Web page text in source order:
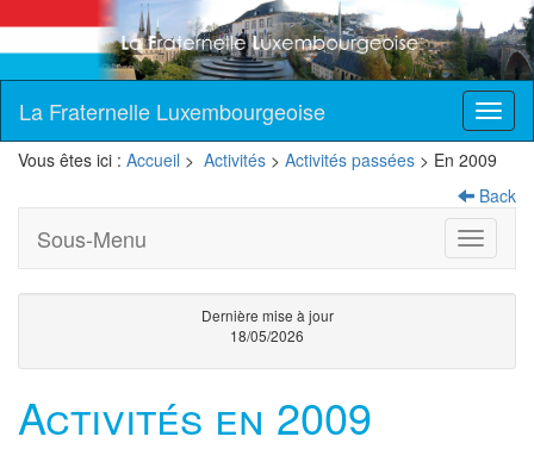
La Fraternelle Luxembourgeoise
Vous êtes ici : Accueil > Activités > Activités passées > En 2009
Back
Toggle
Sous-Menu
Dernière mise à jour
18/05/2026
Activités en 2009